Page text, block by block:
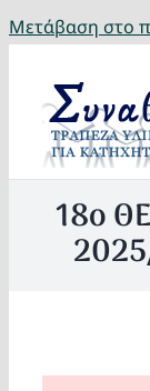
Μετάβαση στο
18ο